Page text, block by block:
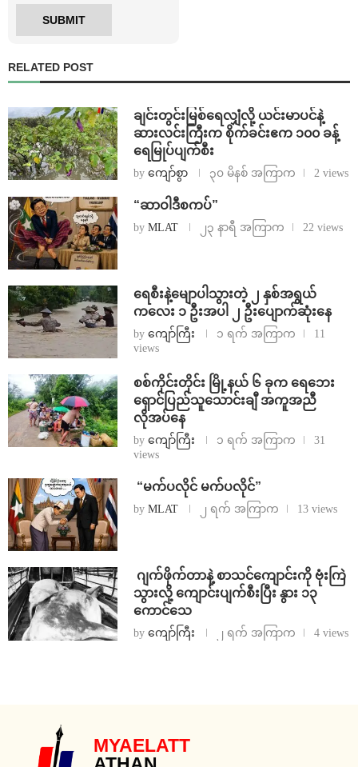
RELATED POST
ချင်းတွင်းမြစ်ရေလျှံလို့ ယင်းမာပင်နဲ့
ဆားလင်းကြီးက စိုက်ခင်းဧက ၁၀၀ ခန့်
ရေမြုပ်ပျက်စီး
by ကျော်စွာ ၃၀ မိနစ် အကြာက 2 views
“ဆာဝါဒီစကပ်”
by MLAT ၂၃ နာရီ အကြာက 22 views
ရေစီးနဲ့မျောပါသွားတဲ့ ၂ နှစ်အရွယ်
ကလေး ၁ ဦးအပါ ၂ ဦးပျောက်ဆုံးနေ
by ကျော်ကြီး ၁ ရက် အကြာက
11
views
စစ်ကိုင်းတိုင်း မြို့နယ် ၆ ခုက ရေဘေး
ရှောင်ပြည်သူသောင်းချီ အကူအညီ
လိုအပ်နေ
by ကျော်ကြီး ၁ ရက် အကြာက
31
views
⁨ ⁨“မက်ပလိုင် မက်ပလိုင်”
by MLAT ၂ ရက် အကြာက 13 views
⁨⁩ ⁨ဂျက်ဖိုက်တာနဲ့ စာသင်ကျောင်းကို ဗုံးကြဲ
သွားလို့ ကျောင်းပျက်စီးပြီး နွား ၁၃
ကောင်သေ
by ကျော်ကြီး ၂ ရက် အကြာက 4 views
MYAELATT